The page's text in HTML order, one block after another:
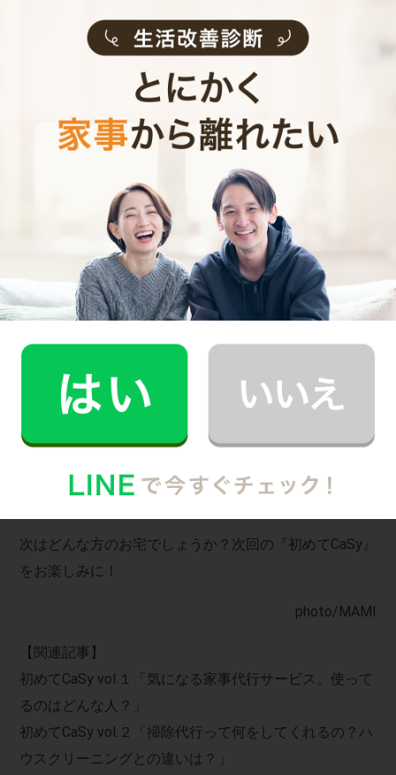
その日、Rくんはピカピカになったお風呂場で、いつも
以上にゆっくりと入浴を楽しんだそう。
本当にいい笑顔ですね！
キャストが伺うお家には、それぞれの生活があり、スト
ャスト。ただ便利なだけではない、『とっておきの何
か』がCaSyのサービスにはあるかもしれないと感じまし
次はどんな方のお宅でしょうか？次回の『初めてCaSy』
をお楽しみに！
photo/MAMI
【関連記事】
初めてCaSy vol.１「気になる家事代行サービス。使って
るのはどんな人？」
初めてCaSy vol.２「掃除代行って何をしてくれるの？ハ
ウスクリーニングとの違いは？」